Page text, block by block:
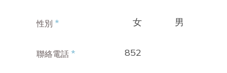
性別 * 女 男
聯絡電話 * 852